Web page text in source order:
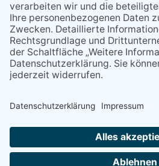
04.02.2026
Gelbe Tonne
über den
04.02.2026
NACH
Alle Rechte vorbehalten - Eppsteiner